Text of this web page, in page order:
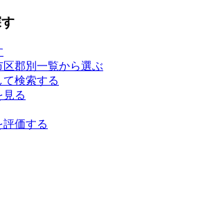
郡別一覧から選ぶ
検索する
見る
評価する